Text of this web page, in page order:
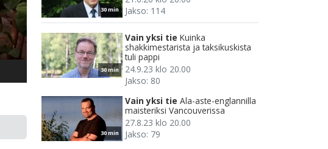
30 min
Jakso: 114
30 min
Vain yksi tie Kuinka
shakkimestarista ja taksikuskista
tuli pappi
24.9.23 klo 20.00
Jakso: 80
30 min
Vain yksi tie Ala-aste-englannilla
maisteriksi Vancouverissa
27.8.23 klo 20.00
Jakso: 79